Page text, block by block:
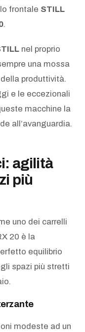
frontale STILL
.
nel proprio
una mossa
produttività.
e le eccezionali
macchine la
all’avanguardia.
agilità
più
uno dei carrelli
20 è la
equilibrio
spazi più stretti
modeste ad un